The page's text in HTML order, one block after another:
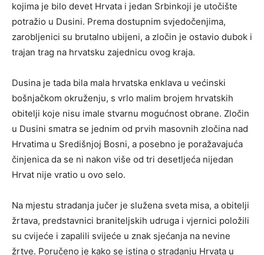
kojima je bilo devet Hrvata i jedan Srbinkoji je utočište
potražio u Dusini. Prema dostupnim svjedočenjima,
zarobljenici su brutalno ubijeni, a zločin je ostavio dubok i
trajan trag na hrvatsku zajednicu ovog kraja.
Dusina je tada bila mala hrvatska enklava u većinski
bošnjačkom okruženju, s vrlo malim brojem hrvatskih
obitelji koje nisu imale stvarnu mogućnost obrane. Zločin
u Dusini smatra se jednim od prvih masovnih zločina nad
Hrvatima u Središnjoj Bosni, a posebno je poražavajuća
činjenica da se ni nakon više od tri desetljeća nijedan
Hrvat nije vratio u ovo selo.
Na mjestu stradanja jučer je služena sveta misa, a obitelji
žrtava, predstavnici braniteljskih udruga i vjernici položili
su cvijeće i zapalili svijeće u znak sjećanja na nevine
žrtve. Poručeno je kako se istina o stradanju Hrvata u